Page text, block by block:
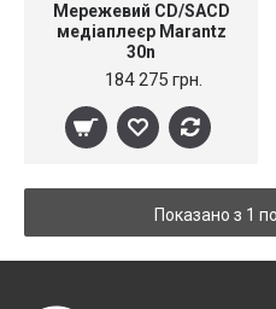
Мережевий CD/SACD
медіаплеєр Marantz
30n
184 275 грн.
Показано з 1